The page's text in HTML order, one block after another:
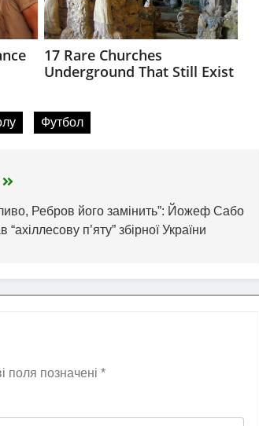
Футбол
Ребров його замінить”: Йожеф Сабо
“ахіллесову п’яту” збірної України
поля позначені *